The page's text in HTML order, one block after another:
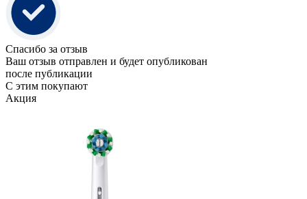
Спасибо за отзыв
Ваш отзыв отправлен и будет опубликован
после публикации
С этим покупают
Акция